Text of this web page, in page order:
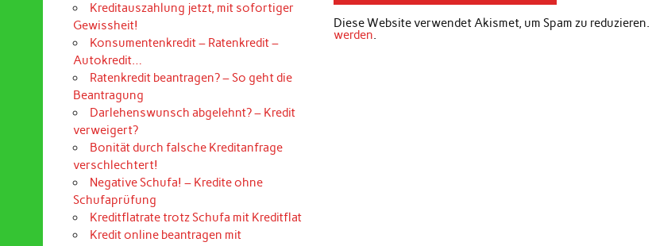
Diese Website verwendet Akismet, um Spam zu reduzieren.
werden.
Kreditauszahlung jetzt, mit sofortiger
Gewissheit!
Konsumentenkredit – Ratenkredit –
Autokredit…
Ratenkredit beantragen? – So geht die
Beantragung
Darlehenswunsch abgelehnt? – Kredit
verweigert?
Bonität durch falsche Kreditanfrage
verschlechtert!
Negative Schufa! – Kredite ohne
Schufaprüfung
Kreditflatrate trotz Schufa mit Kreditflat
Kredit online beantragen mit